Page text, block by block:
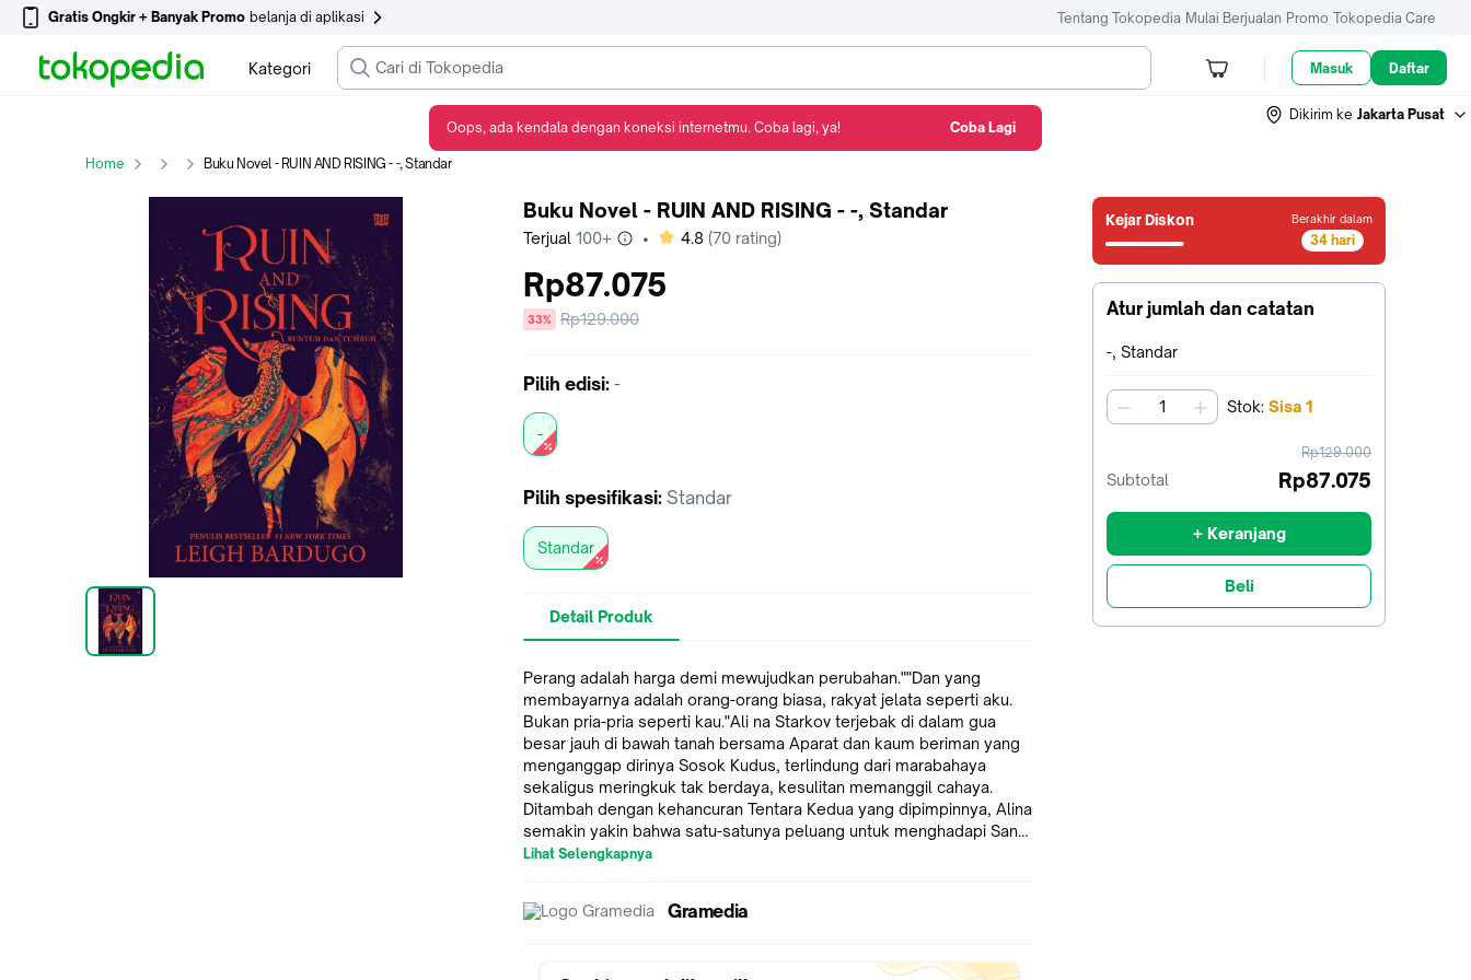
Gratis Ongkir + Banyak Promo belanja di aplikasi Tentang Tokopedia Mulai Berjualan Promo Tokopedia Care
Kategori Masuk Daftar
Dikirim ke Jakarta Pusat
Home Buku Novel - RUIN AND RISING - -, Standar
Kejar Diskon Berakhir dalam
34 hari
33
Atur jumlah dan catatan
Terpilih:
-, Standar
jumlah Stok: Sisa 1
harga
sebelum
Rp129.000
Subtotal Rp87.075
+ Keranjang
Beli
Buku Novel - RUIN AND RISING - -, Standar
Terjual 100+ • bintang
4.8 (70 rating)
Rp87.075
diskon
33%
Harga
Rp129.000
Pilih edisi: -
-
Pilih spesifikasi: Standar
Standar
Detail Produk
Perang adalah harga demi mewujudkan perubahan.""Dan yang
membayarnya adalah orang-orang biasa, rakyat jelata seperti aku.
Bukan pria-pria seperti kau."Ali na Starkov terjebak di dalam gua
besar jauh di bawah tanah bersama Aparat dan kaum beriman yang
menganggap dirinya Sosok Kudus, terlindung dari marabahaya
sekaligus meringkuk tak berdaya, kesulitan memanggil cahaya.
Ditambah dengan kehancuran Tentara Kedua yang dipimpinnya, Alina
semakin yakin bahwa satu-satunya peluang untuk menghadapi Sang
Kelam yang kini duduk di singgasana istana adalah dengan
bertahan hidup di luar sana.Dengan segelintir prajurit yang tersisa
dan mengesampingkan rivalitas lama demi menemukan penguat
Lihat Selengkapnya
Gramedia
Oops, ada kendala dengan koneksi internetmu. Coba lagi, ya! Coba Lagi